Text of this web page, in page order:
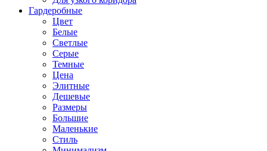
Гардеробные
Цвет
Белые
Светлые
Серые
Темные
Цена
Элитные
Дешевые
Размеры
Большие
Маленькие
Стиль